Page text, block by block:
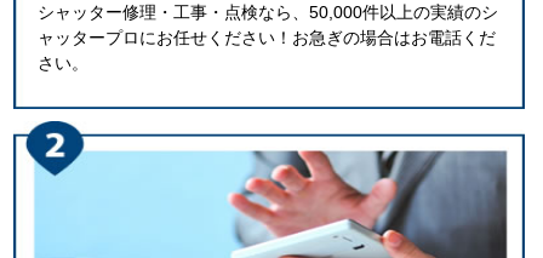
シャッター修理・工事・点検なら、50,000件以上の実績のシ
ャッタープロにお任せください！お急ぎの場合はお電話くだ
さい。